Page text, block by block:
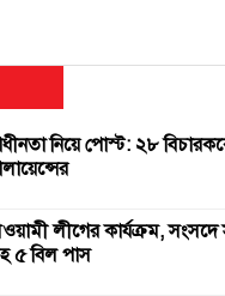
নিয়ে পোস্ট: ২৮
লীগের কার্যক্রম, সংসদে
৫ বিল পাস